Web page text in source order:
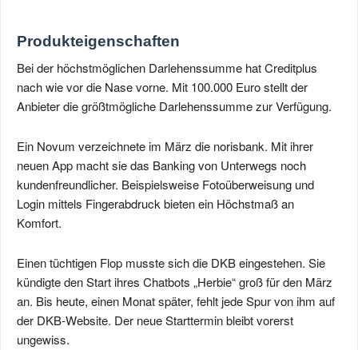
Produkteigenschaften
Bei der höchstmöglichen Darlehenssumme hat Creditplus
nach wie vor die Nase vorne. Mit 100.000 Euro stellt der
Anbieter die größtmögliche Darlehenssumme zur Verfügung.
Ein Novum verzeichnete im März die norisbank. Mit ihrer
neuen App macht sie das Banking von Unterwegs noch
kundenfreundlicher. Beispielsweise Fotoüberweisung und
Login mittels Fingerabdruck bieten ein Höchstmaß an
Komfort.
Einen tüchtigen Flop musste sich die DKB eingestehen. Sie
kündigte den Start ihres Chatbots „Herbie“ groß für den März
an. Bis heute, einen Monat später, fehlt jede Spur von ihm auf
der DKB-Website. Der neue Starttermin bleibt vorerst
ungewiss.